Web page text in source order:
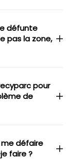
défunte
pas la zone,
pour
de
me défaire
faire ?